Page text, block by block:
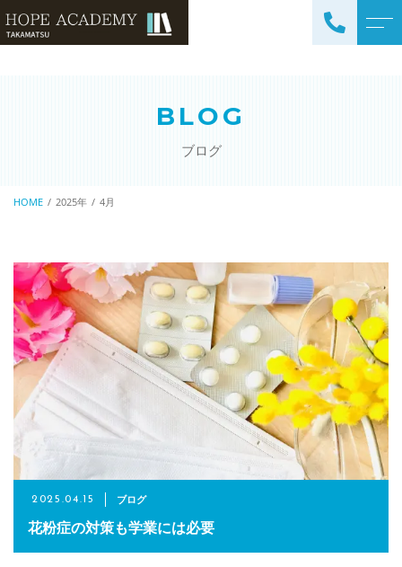
小学生コース / 高学年～
高校生コース（3科目）
高専生コース
英会話コース（幼児～小学
校低学年）
お知らせ
お電話によるお問い合わせ
087-887-7663
Webからのお問い合わせ
BLOG
ブログ
HOME 2025年 4月
2025.04.15 ブログ
花粉症の対策も学業には必要